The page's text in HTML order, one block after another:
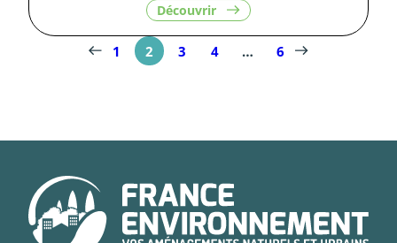
Découvrir
le
contenu
«
Plantation
mécanisée
1 2 3 4 … 6